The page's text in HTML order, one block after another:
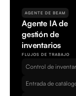
Agente IA de
gestión de
inventarios
AGENTE DE BEAM
FLUJOS DE TRABAJO
Control de
Entrada de